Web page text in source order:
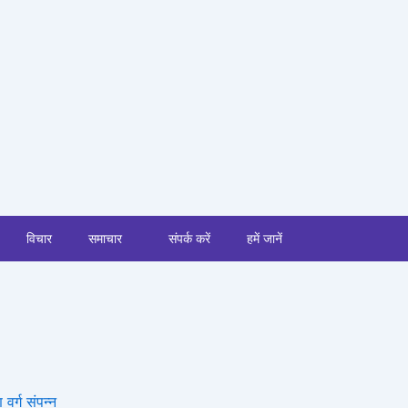
विचार समाचार संपर्क करें हमें जानें
वर्ग संपन्न